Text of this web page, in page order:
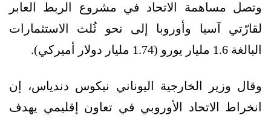
وتصل مساهمة الاتحاد في مشروع الربط العابر
لقارّتي آسيا وأوروبا إلى نحو ثُلث الاستثمارات
البالغة 1.6 مليار يورو (1.74 مليار دولار أميركي).
وقال وزير الخارجية اليوناني نيكوس دندياس، إن
انخراط الاتحاد الأوروبي في تعاون إقليمي يهدف